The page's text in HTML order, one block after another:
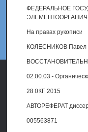
ФЕДЕРАЛЬНОЕ
На правах рукописи
КОЛЕСНИКОВ Павел
02.00.03 -
28 0КГ 2015
АВТОРЕФЕРАТ
005563871